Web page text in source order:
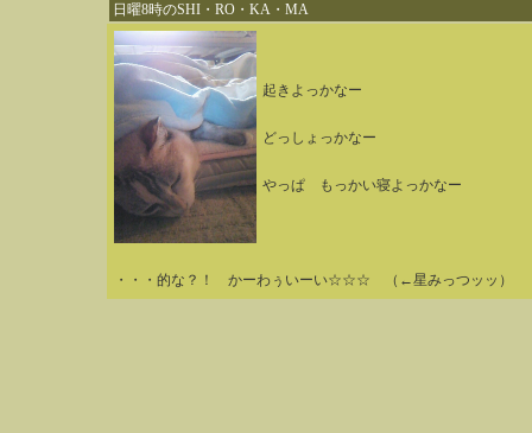
日曜8時のSHI・RO・KA・MA
起きよっかなー
どっしょっかなー
やっぱ もっかい寝よっかなー
・・・的な？！ かーわぅいーい☆☆☆ （←星みっつッッ）